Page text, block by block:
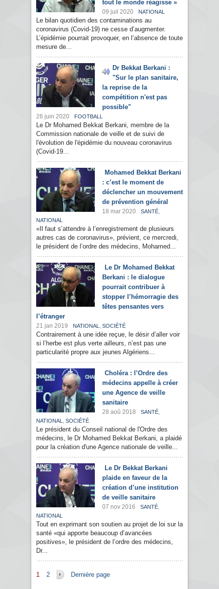
tout le monde réagisse »
09 juil 2020 NATIONAL
Le bilan quotidien des contaminations au
coronavirus (Covid-19) ne cesse d’augmenter.
L’épidémie pourrait provoquer, en l’absence de toute
mesure de...
Dr Bekkat Berkani :
"Sur le plan sanitaire,
la reprise de la
compétition n'est pas
possible"
26 juin 2020 FOOTBALL
Le Dr Mohamed Bekkat Berkani, membre de la
Commission nationale de veille et de suivi de
l'évolution de l'épidémie du nouveau coronavirus
(Covid-19...
Mohamed Bekkat Berkani
: c’est le moment de
déclencher un mouvement
de prévention général
18 mar 2020 SANTÉ,
NATIONAL
«Il faut s’attendre à l’enregistrement de plusieurs
autres cas de coronavirus», prévient, ce mercredi,
le président de l’ordre des médecins, Mohamed...
Le Dr Mohamed Bekkat
Berkani : le dialogue
pourrait contribuer à
stopper l’hémorragie des
têtes pensantes vers
l’étranger
21 jan 2019 NATIONAL , SOCIÉTÉ
Contrairement à une idée reçue, le désir d’aller voir
si l’herbe est plus verte ailleurs, n’est pas une
particularité propre aux jeunes Algériens...
Choléra : l’Ordre des
médecins appelle à créer
une Agence de veille
sanitaire
28 aoû 2018 SANTÉ,
NATIONAL , SOCIÉTÉ
Le président du Conseil national de l'Ordre des
médecins, le Dr Mohamed Bekkat Berkani, a plaidé
pour la création d'une Agence nationale de veille...
Le Dr Bekkat Berkani
plaide en faveur de la
création d’une institution
de veille sanitaire
07 nov 2016 SANTÉ,
NATIONAL
Tout en exprimant son soutien au projet de loi sur la
santé «qui apporte beaucoup d’avancées
positives», le président de l’ordre des médecins,
Dr...
Pages
1 2 Dernière page